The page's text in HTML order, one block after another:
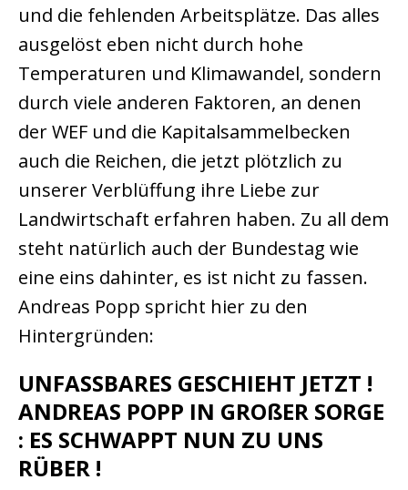
und die fehlenden Arbeitsplätze. Das alles
ausgelöst eben nicht durch hohe
Temperaturen und Klimawandel, sondern
durch viele anderen Faktoren, an denen
der WEF und die Kapitalsammelbecken
auch die Reichen, die jetzt plötzlich zu
unserer Verblüffung ihre Liebe zur
Landwirtschaft erfahren haben. Zu all dem
steht natürlich auch der Bundestag wie
eine eins dahinter, es ist nicht zu fassen.
Andreas Popp spricht hier zu den
Hintergründen:
UNFASSBARES GESCHIEHT JETZT !
ANDREAS POPP IN GROßER SORGE
: ES SCHWAPPT NUN ZU UNS
RÜBER !